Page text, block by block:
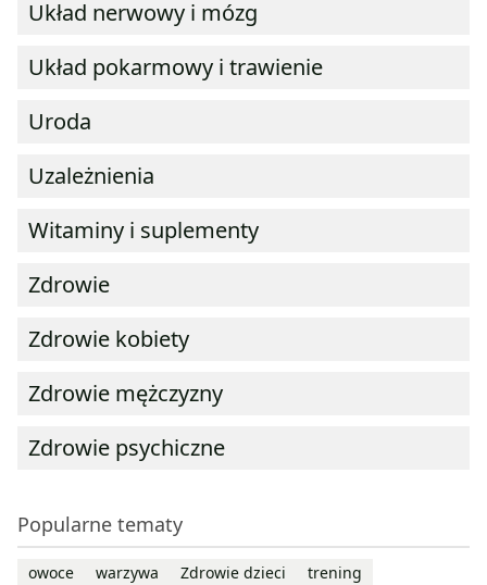
Układ nerwowy i mózg
Układ pokarmowy i trawienie
Uroda
Uzależnienia
Witaminy i suplementy
Zdrowie
Zdrowie kobiety
Zdrowie mężczyzny
Zdrowie psychiczne
Popularne tematy
owoce warzywa Zdrowie dzieci trening